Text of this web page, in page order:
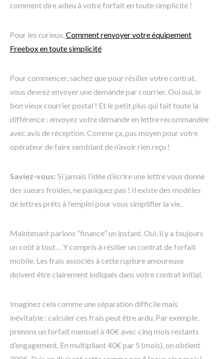
comment dire adieu à votre forfait en toute simplicité !
Pour les curieux,Comment renvoyer votre équipement
Freebox en toute simplicité
Pour commencer, sachez que pour résilier votre contrat,
vous devrez envoyer une demande par courrier. Oui oui, le
bon vieux courrier postal ! Et le petit plus qui fait toute la
différence : envoyez votre demande en lettre recommandée
avec avis de réception. Comme ça, pas moyen pour votre
opérateur de faire semblant de n’avoir rien reçu !
Saviez-vous: Si jamais l’idée d’écrire une lettre vous donne
des sueurs froides, ne paniquez pas ! Il existe des modèles
de lettres prêts à l’emploi pour vous simplifier la vie.
Maintenant parlons “finance” un instant. Oui, il y a toujours
un coût à tout… Y compris à résilier un contrat de forfait
mobile. Les frais associés à cette rupture amoureuse
doivent être clairement indiqués dans votre contrat initial.
Imaginez cela comme une séparation difficile mais
inévitable : calculer ces frais peut être ardu. Par exemple,
prenons un forfait mensuel à 40€ avec cinq mois restants
d’engagement. En multipliant 40€ par 5 (mois), on obtient